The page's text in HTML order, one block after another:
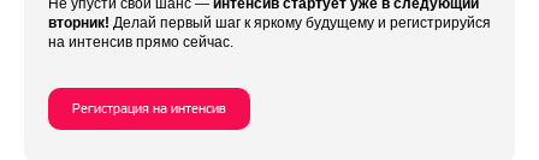
вторник! Делай первый шаг к яркому будущему и регистрируйся
на интенсив прямо сейчас.
Регистрация на интенсив